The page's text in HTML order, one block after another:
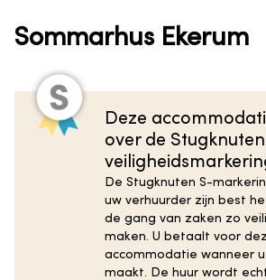
Sommarhus Ekerum
Deze
over de
De Stugknuten S-
uw verhuurder zijn best
de gang van zaken zo
maken. U betaalt voor
accommodatie wanneer
maakt. De huur wordt